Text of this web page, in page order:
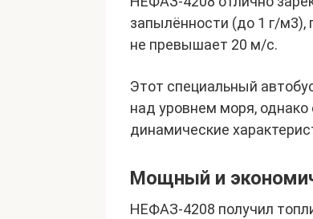
запылённости (до 1 г/м3),
не превышает 20 м/с.
Этот специальный
над уровнем моря, однако
динамические
Мощный и
НЕФАЗ-4208 получил